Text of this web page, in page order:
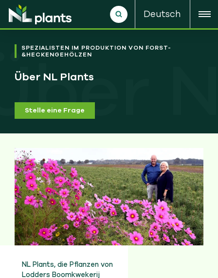
Deutsch
SPEZIALISTEN IM PRODUKTION VON FORST-
&HECKENGEHÖLZEN
Über NL Plants
Stelle eine Frage
NL Plants, die Pflanzen von
Lodders Boomkwekerij